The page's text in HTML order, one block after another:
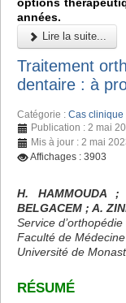
options
années.
Lire la suite...
Traitement
dentaire : à
Catégorie : Cas clinique
Publication : 2 mai
Mis à jour : 2 mai
Affichages : 3903
H. HAMMOUDA
BELGACEM ; A.
Service
Faculté de
Université de
RÉSUMÉ